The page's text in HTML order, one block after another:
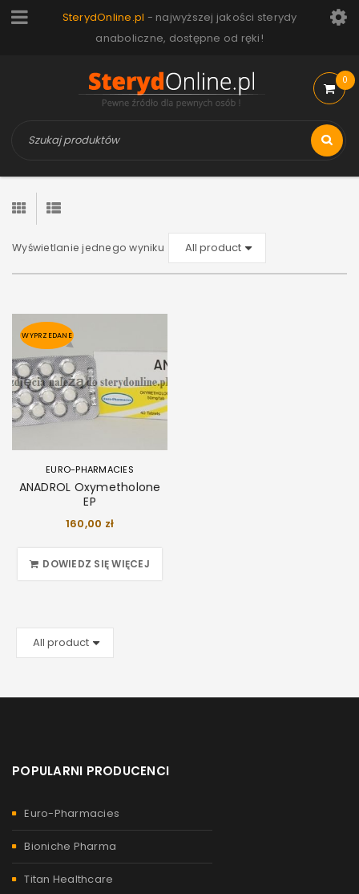
SterydOnline.pl - najwyższej jakości sterydy
anaboliczne, dostępne od ręki!
0
Wyświetlanie jednego wyniku
WYPRZEDANE
EURO-PHARMACIES
ANADROL Oxymetholone
EP
160,00 zł
DOWIEDZ SIĘ WIĘCEJ
POPULARNI PRODUCENCI
Euro-Pharmacies
Bioniche Pharma
Titan Healthcare